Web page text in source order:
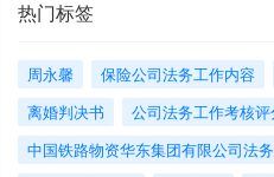
热门标签
周永馨 保险公司法务工作内容
离婚判决书
公司法务工作考核
中国铁路物资华东集团有限公司法